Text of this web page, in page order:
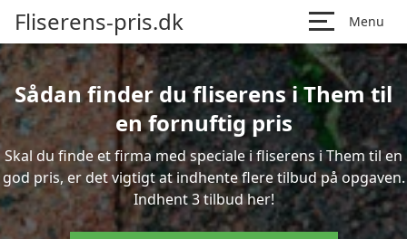
Fliserens-pris.dk Menu
Sådan finder du fliserens i Them til
en fornuftig pris
Skal du finde et firma med speciale i fliserens i Them til en
god pris, er det vigtigt at indhente flere tilbud på opgaven.
Indhent 3 tilbud her!